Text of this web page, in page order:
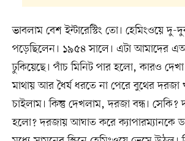
ভাবলাম বেশ ইন্টারেস্টিং তো। হেমিংওয়ে দু-
পড়েছিলেন। ১৯৫৪ সালে। এটা আমাদের
ঢুকিয়েছে। পাঁচ মিনিট পার হলো, কারও
মাথায় আর ধৈর্য ধরতে না পেরে বুথের
চাইলাম। কিন্তু দেখলাম, দরজা বন্ধ। সেকি?
হলো? দরজায় আঘাত করে ক্যাপারম্যানকে